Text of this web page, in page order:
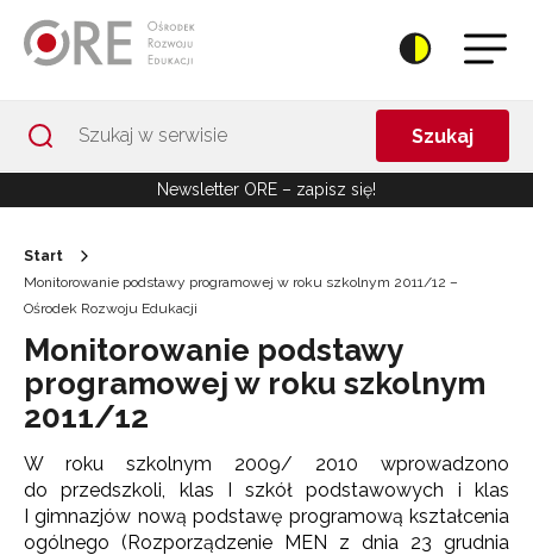
Szukaj
Newsletter ORE – zapisz się!
Start
Monitorowanie podstawy programowej w roku szkolnym 2011/12 –
Ośrodek Rozwoju Edukacji
Monitorowanie podstawy
programowej w roku szkolnym
2011/12
W roku szkolnym 2009/ 2010 wprowadzono
do przedszkoli, klas I szkół podstawowych i klas
I gimnazjów nową podstawę programową kształcenia
ogólnego (Rozporządzenie MEN z dnia 23 grudnia